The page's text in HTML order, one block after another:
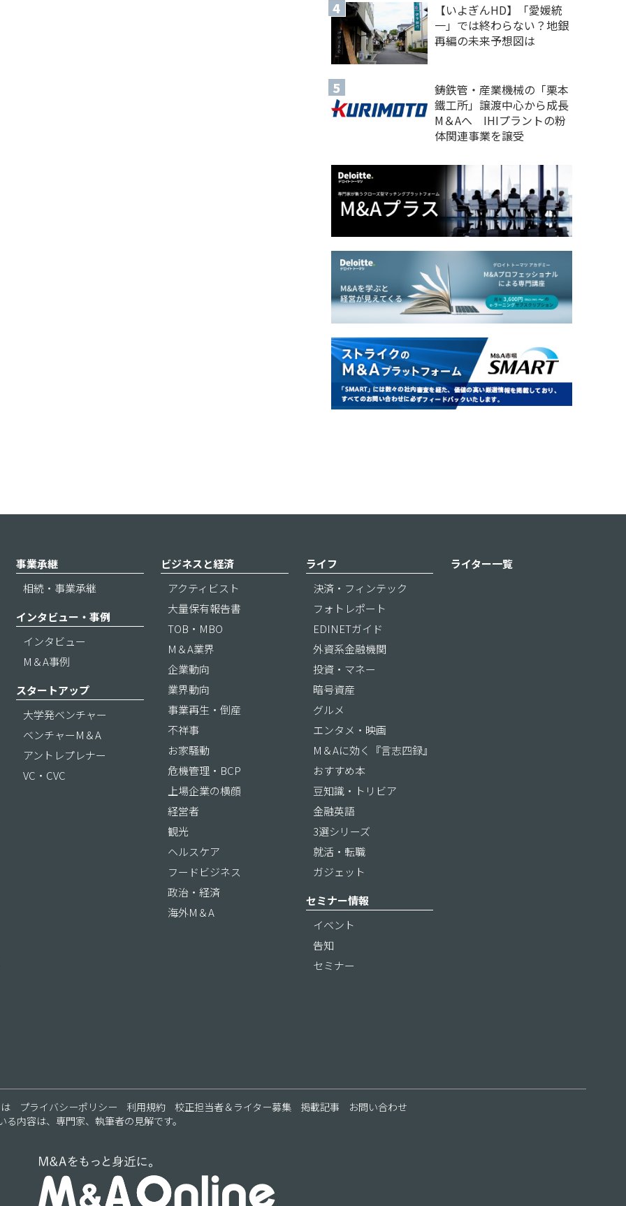
【いよぎんHD】「愛媛統
一」では終わらない？地銀
再編の未来予想図は
鋳鉄管・産業機械の「栗本
鐵工所」譲渡中心から成長
M＆Aへ IHIプラントの粉
体関連事業を譲受
事業承継
相続・事業承継
インタビュー・事例
インタビュー
M＆A事例
スタートアップ
大学発ベンチャー
ベンチャーM＆A
アントレプレナー
VC・CVC
ビジネスと経済
アクティビスト
大量保有報告書
TOB・MBO
M＆A業界
企業動向
業界動向
事業再生・倒産
不祥事
お家騒動
危機管理・BCP
上場企業の横顔
経営者
観光
ヘルスケア
フードビジネス
政治・経済
海外M＆A
ライフ
決済・フィンテック
フォトレポート
EDINETガイド
外資系金融機関
投資・マネー
暗号資産
グルメ
エンタメ・映画
M＆Aに効く『言志四録』
おすすめ本
豆知識・トリビア
金融英語
3選シリーズ
就活・転職
ガジェット
セミナー情報
イベント
告知
セミナー
ライター一覧
プライバシーポリシー 利用規約 校正担当者＆ライター募集 掲載記事
お問い合わせ
内容は、専門家、執筆者の見解です。